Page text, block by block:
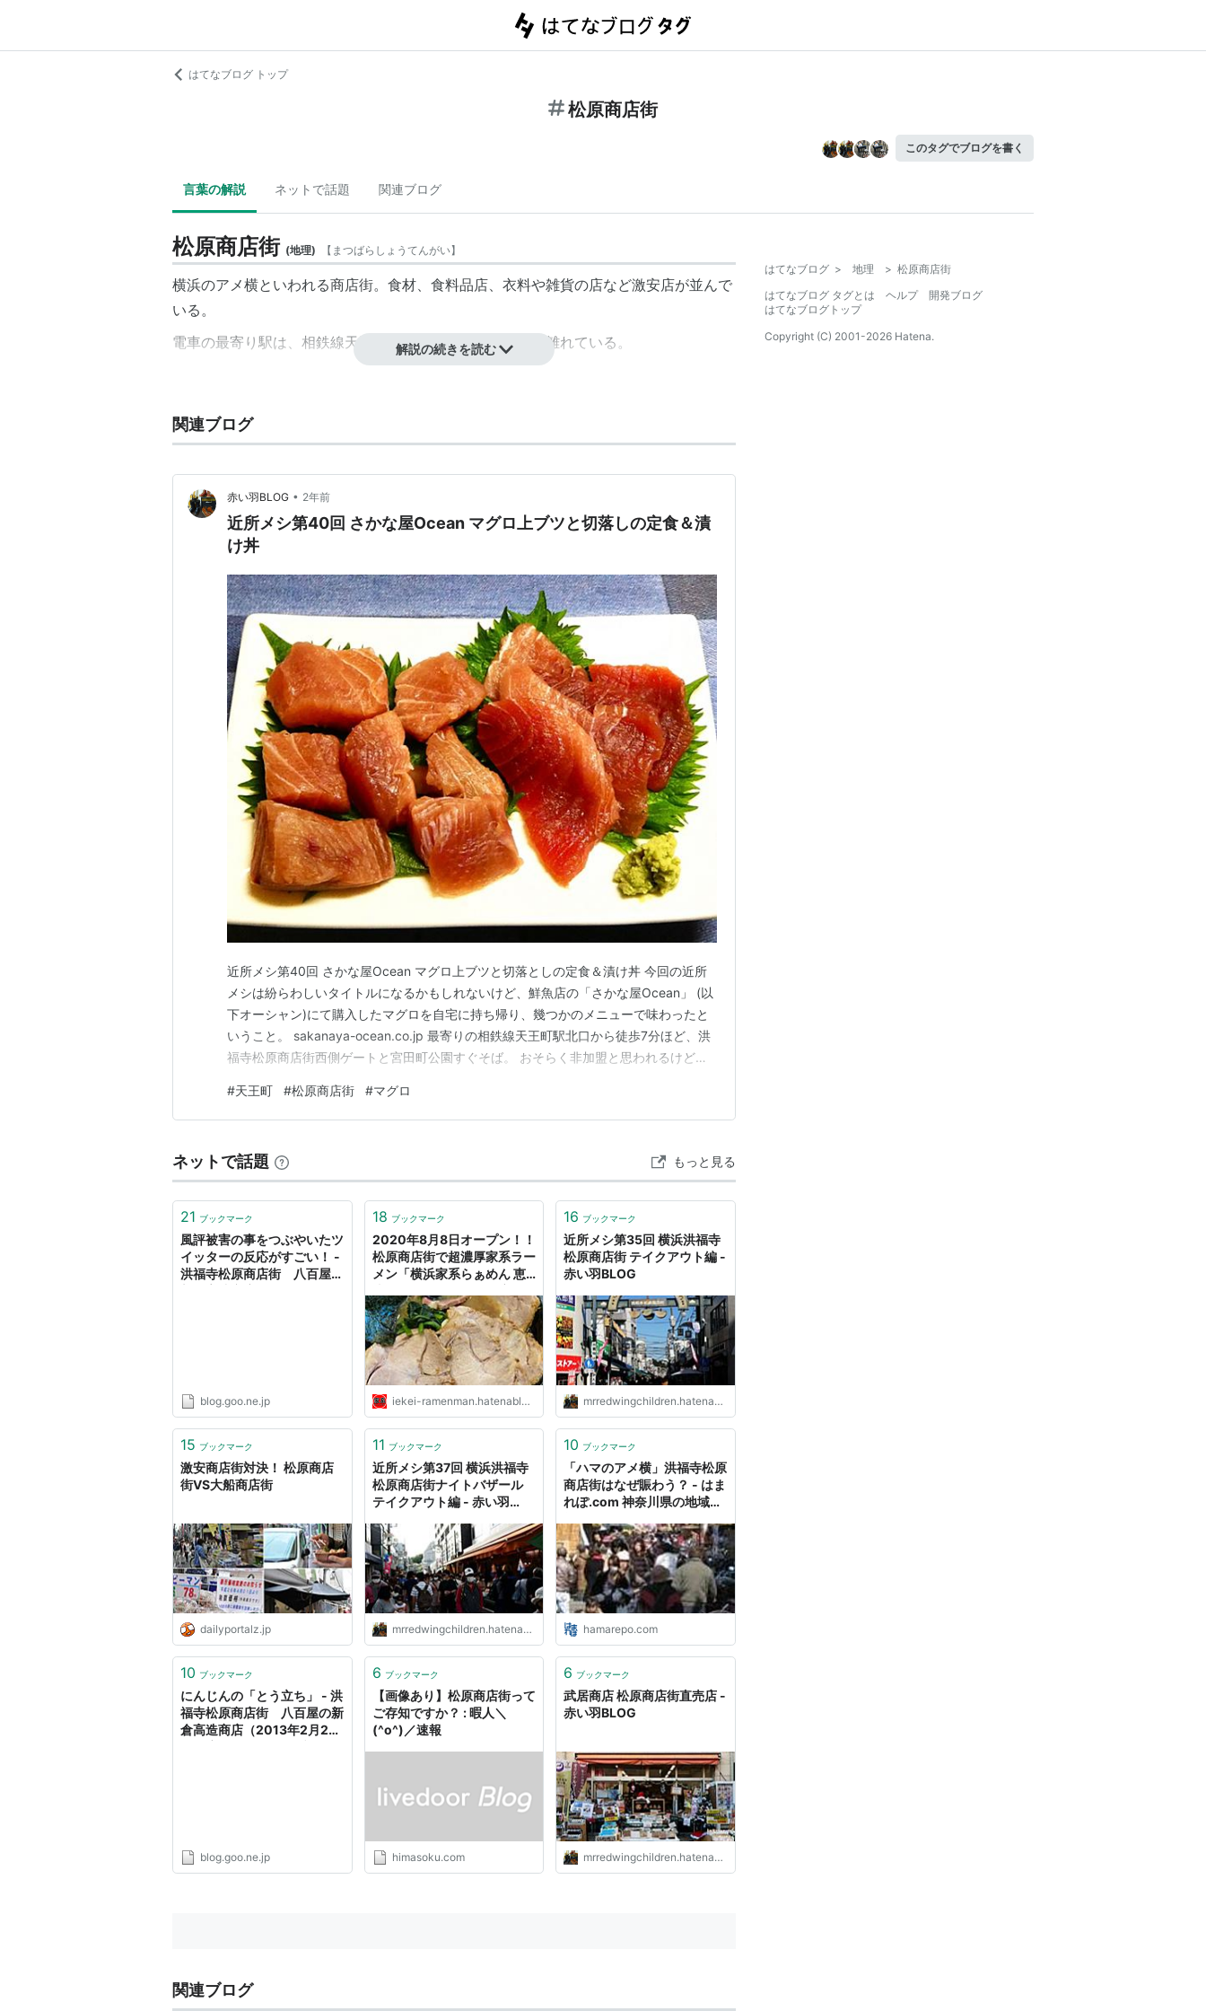
はてなブログ トップ
松原商店街
このタグでブログを書く
言葉の解説 ネットで話題 関連ブログ
松原商店街 (地理) 【 まつばらしょうてんがい】
横浜のアメ横といわれる商店街。食材、食料品店、衣料や雑貨の店など激安店が並んで
いる。
電車の最寄り駅は、相鉄線天王町駅だが、駅からはかなり離れている。
解説の続きを読む
関連ブログ
赤い羽BLOG • 2年前
近所メシ第40回 さかな屋Ocean マグロ上ブツと切落しの定食＆漬
け丼
近所メシ第40回 さかな屋Ocean マグロ上ブツと切落としの定食＆漬け丼 今回の近所
メシは紛らわしいタイトルになるかもしれないけど、鮮魚店の「さかな屋Ocean」 (以
下オーシャン)にて購入したマグロを自宅に持ち帰り、幾つかのメニューで味わったと
いうこと。 sakanaya-ocean.co.jp 最寄りの相鉄線天王町駅北口から徒歩7分ほど、洪
福寺松原商店街西側ゲートと宮田町公園すぐそば。 おそらく非加盟と思われるけど、
matsubara.com
#天王町 #松原商店街 #マグロ
ネットで話題 もっと見る
21 ブックマーク
風評被害の事をつぶやいたツ
イッターの反応がすごい！ -
洪福寺松原商店街 八百屋の
blog.goo.ne.jp
18 ブックマーク
2020年8月8日オープン！！
松原商店街で超濃厚家系ラー
メン「横浜家系らぁめん 恵
家系ラーメンマン
iekei-ramenman.hatenablog.com
16 ブックマーク
近所メシ第35回 横浜洪福寺
松原商店街 テイクアウト編 -
赤い羽BLOG
mrredwingchildren.hatenablog.jp
15 ブックマーク
激安商店街対決！ 松原商店
街VS大船商店街
dailyportalz.jp
11 ブックマーク
近所メシ第37回 横浜洪福寺
松原商店街ナイトバザール
テイクアウト編 - 赤い羽
mrredwingchildren.hatenablog.jp
10 ブックマーク
「ハマのアメ横」洪福寺松原
商店街はなぜ賑わう？ - はま
れぽ.com 神奈川県の地域情
hamarepo.com
10 ブックマーク
にんじんの「とう立ち」 - 洪
福寺松原商店街 八百屋の新
倉高造商店（2013年2月28
blog.goo.ne.jp
6 ブックマーク
【画像あり】松原商店街って
ご存知ですか？ : 暇人＼
(^o^)／速報
himasoku.com
6 ブックマーク
武居商店 松原商店街直売店 -
赤い羽BLOG
mrredwingchildren.hatenablog.jp
関連ブログ
はてなブログ > 地理 > 松原商店街
はてなブログ タグとは
ヘルプ
開発ブログ
はてなブログトップ
Copyright (C) 2001-2026 Hatena.